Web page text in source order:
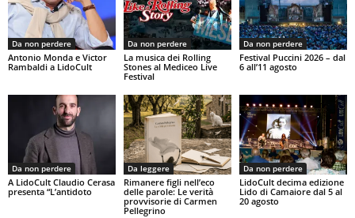
Da non perdere
Antonio Monda e Victor
Rambaldi a LidoCult
Da non perdere
La musica dei Rolling
Stones al Mediceo Live
Festival
Da non perdere
Festival Puccini 2026 – dal
6 all’11 agosto
Da non perdere
A LidoCult Claudio Cerasa
presenta “L’antidoto
Da leggere
Rimanere figli nell’eco
delle parole: Le verità
provvisorie di Carmen
Pellegrino
Da non perdere
LidoCult decima edizione
Lido di Camaiore dal 5 al
20 agosto